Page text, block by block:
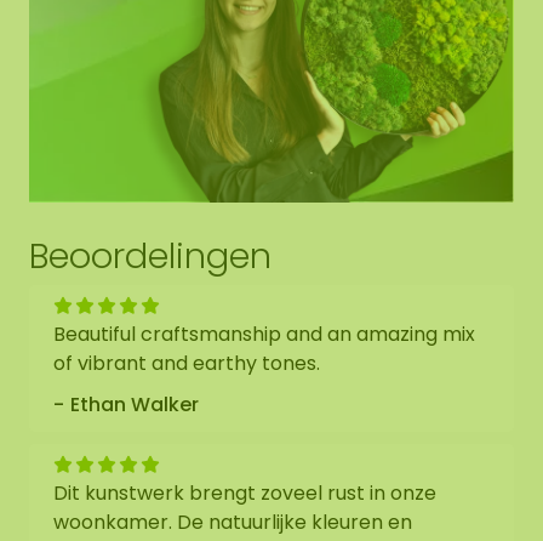
Beoordelingen
Beautiful craftsmanship and an amazing mix
of vibrant and earthy tones.
Ethan Walker
Dit kunstwerk brengt zoveel rust in onze
woonkamer. De natuurlijke kleuren en